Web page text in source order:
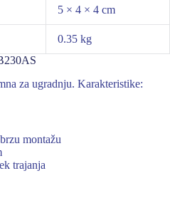
5 × 4 × 4 cm
0.35 kg
za ugradnju. Karakteristike:
montažu
trajanja